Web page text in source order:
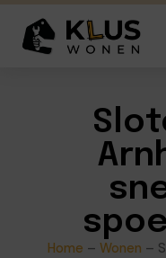
Home – Wonen –